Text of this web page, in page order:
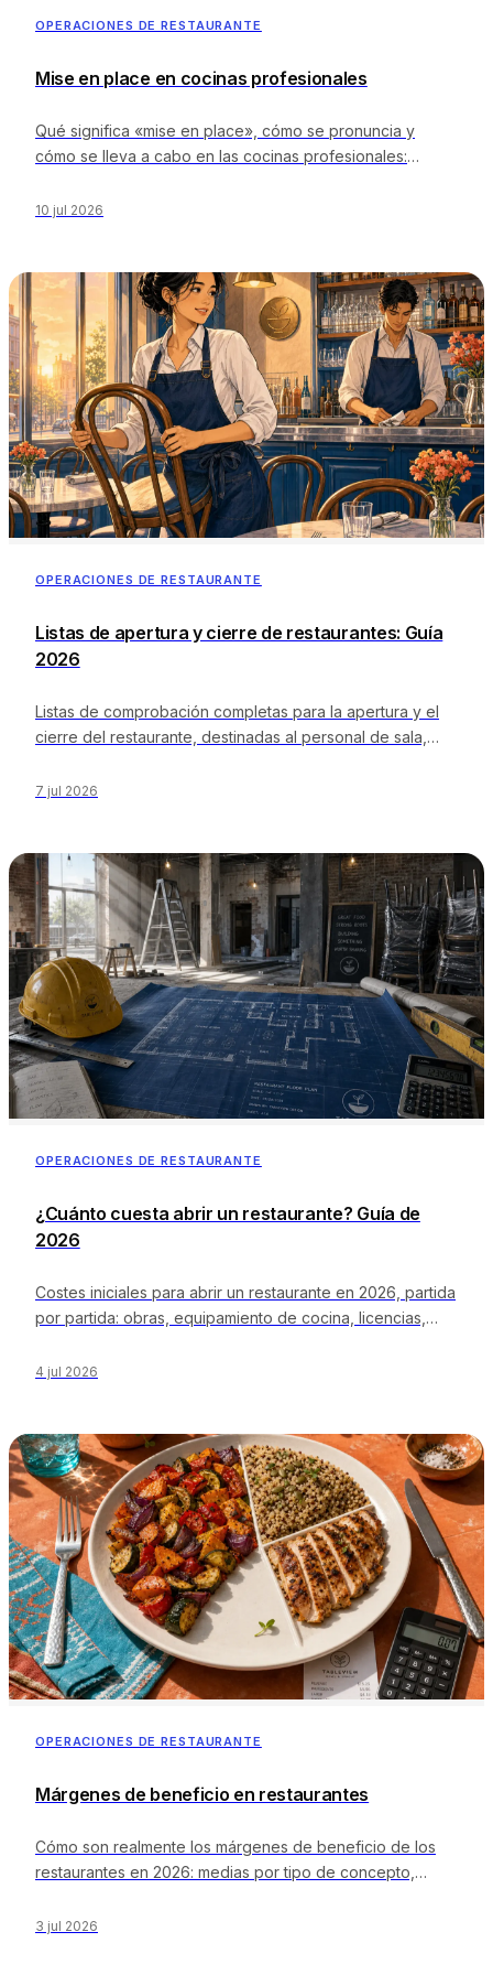
Opiniones
Asistencia
EMPIEZA
Contacto
Empleo
Reserva una demostración
IDIOMA
ENES DEFRIT
OPERACIONES DE RESTAURANTE
Mise en place en cocinas profesionales
Qué significa «mise en place», cómo se pronuncia y
cómo se lleva a cabo en las cocinas profesionales:
preparación, niveles de «par», etiquetado y la disciplina
10 jul 2026
OPERACIONES DE RESTAURANTE
Listas de apertura y cierre de restaurantes: Guía
2026
Listas de comprobación completas para la apertura y el
cierre del restaurante, destinadas al personal de sala,
verificación, plazos de referencia y plantillas que el
7 jul 2026
OPERACIONES DE RESTAURANTE
¿Cuánto cuesta abrir un restaurante? Guía de
2026
Costes iniciales para abrir un restaurante en 2026, partida
por partida: obras, equipamiento de cocina, licencias,
que determina la supervivencia del negocio, además de
4 jul 2026
OPERACIONES DE RESTAURANTE
Márgenes de beneficio en restaurantes
Cómo son realmente los márgenes de beneficio de los
restaurantes en 2026: medias por tipo de concepto,
netos, los cuatro bloques de costes que merman los
3 jul 2026